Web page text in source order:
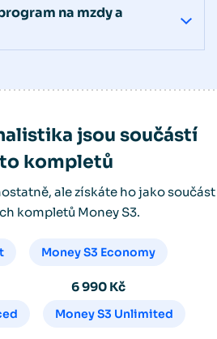
na mzdy a
jsou součástí
kompletů
ale získáte ho jako součást
kompletů Money S3.
Money S3 Economy
6 990 Kč
Money S3 Unlimited